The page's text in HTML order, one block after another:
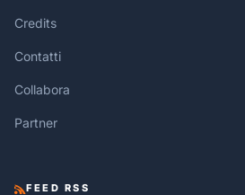
Credits
Contatti
Collabora
Partner
FEED RSS